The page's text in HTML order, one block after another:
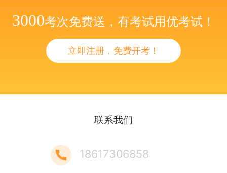
3000考次免费送，有考试用优考试！
立即注册，免费开考！
联系我们
18617306858